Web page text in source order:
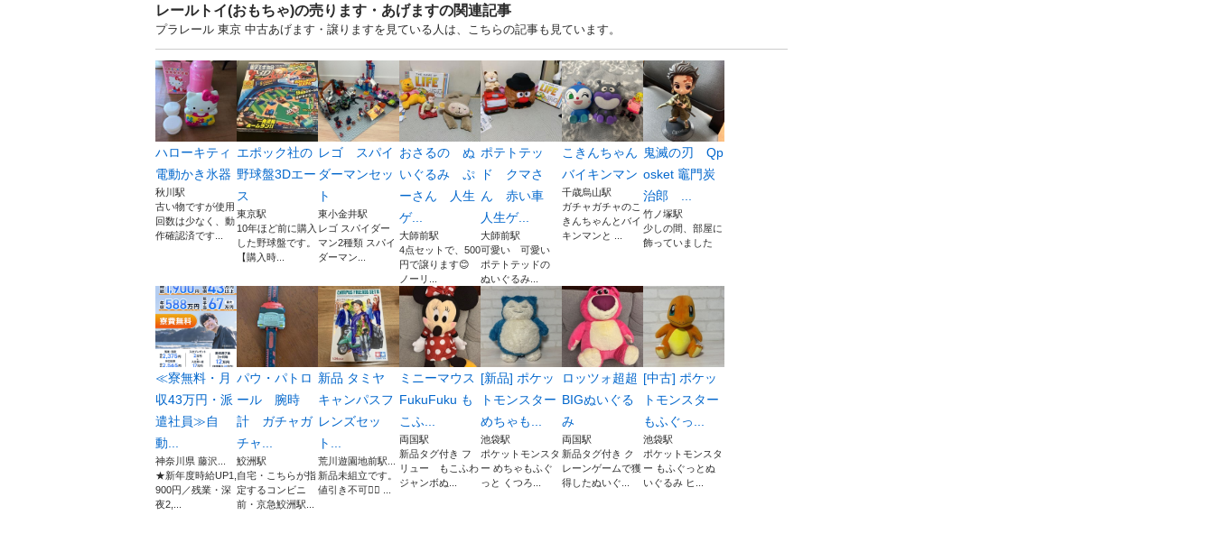
レールトイ(おもちゃ)の売ります・あげますの関連記事
プラレール 東京 中古あげます・譲りますを見ている人は、こちらの記事も見ています。
ハローキティ
電動かき氷器
秋川駅
古い物ですが使用
回数は少なく、動
作確認済です...
エポック社の
野球盤3Dエー
ス
東京駅
10年ほど前に購入
した野球盤です。
【購入時...
レゴ スパイ
ダーマンセッ
ト
東小金井駅
レゴ スパイダー
マン2種類 スパイ
ダーマン...
おさるの ぬ
いぐるみ ぷ
ーさん 人生
ゲ...
大師前駅
4点セットで、500
円で譲ります😊
ノーリ...
ポテトテッ
ド クマさ
ん 赤い車
人生ゲ...
大師前駅
可愛い 可愛い
ポテトテッドの
ぬいぐるみ...
こきんちゃん
バイキンマン
千歳烏山駅
ガチャガチャのこ
きんちゃんとバイ
キンマンと ...
鬼滅の刃 Qp
osket 竈門炭
治郎 ...
竹ノ塚駅
少しの間、部屋に
飾っていました
≪寮無料・月
収43万円・派
遣社員≫自
動...
神奈川県 藤沢...
★新年度時給UP1,
900円／残業・深
夜2,...
パウ・パトロ
ール 腕時
計 ガチャガ
チャ...
鮫洲駅
自宅・こちらが指
定するコンビニ
前・京急鮫洲駅...
新品 タミヤ
キャンパスフ
レンズセッ
ト...
荒川遊園地前駅...
新品未組立です。
値引き不可🙇‍♂️ ...
ミニーマウス
FukuFuku も
こふ...
両国駅
新品タグ付き フ
リュー もこふわ
ジャンボぬ...
[新品] ポケッ
トモンスター
めちゃも...
池袋駅
ポケットモンスタ
ー めちゃもふぐ
っと くつろ...
ロッツォ超超
BIGぬいぐる
み
両国駅
新品タグ付き ク
レーンゲームで獲
得したぬいぐ...
[中古] ポケッ
トモンスター
もふぐっ...
池袋駅
ポケットモンスタ
ー もふぐっとぬ
いぐるみ ヒ...